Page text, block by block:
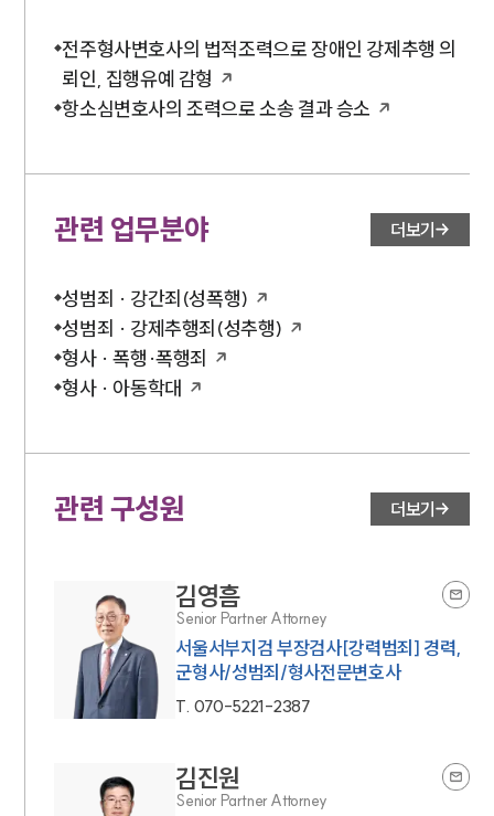
전주형사변호사의 법적조력으로 장애인 강제추행 의
뢰인, 집행유예 감형
항소심변호사의 조력으로 소송 결과 승소
관련 업무분야 더보기
성범죄 · 강간죄(성폭행)
성범죄 · 강제추행죄(성추행)
형사 · 폭행·폭행죄
형사 · 아동학대
관련 구성원 더보기
김영흠
Senior Partner Attorney
서울서부지검 부장검사[강력범죄] 경력,
군형사/성범죄/형사전문변호사
T. 070-5221-2387
김진원
Senior Partner Attorney